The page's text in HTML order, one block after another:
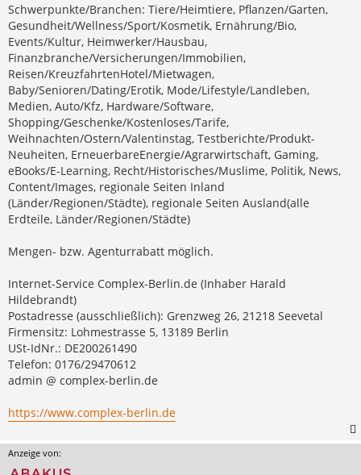
Schwerpunkte/Branchen: Tiere/Heimtiere, Pflanzen/Garten,
Gesundheit/Wellness/Sport/Kosmetik, Ernährung/Bio,
Events/Kultur, Heimwerker/Hausbau,
Finanzbranche/Versicherungen/Immobilien,
Reisen/KreuzfahrtenHotel/Mietwagen,
Baby/Senioren/Dating/Erotik, Mode/Lifestyle/Landleben,
Medien, Auto/Kfz, Hardware/Software,
Shopping/Geschenke/Kostenloses/Tarife,
Weihnachten/Ostern/Valentinstag, Testberichte/Produkt-
Neuheiten, ErneuerbareEnergie/Agrarwirtschaft, Gaming,
eBooks/E-Learning, Recht/Historisches/Muslime, Politik, News,
Content/Images, regionale Seiten Inland
(Länder/Regionen/Städte), regionale Seiten Ausland(alle
Erdteile, Länder/Regionen/Städte)
Mengen- bzw. Agenturrabatt möglich.
Internet-Service Complex-Berlin.de (Inhaber Harald
Hildebrandt)
Postadresse (ausschließlich): Grenzweg 26, 21218 Seevetal
Firmensitz: Lohmestrasse 5, 13189 Berlin
USt-IdNr.: DE200261490
Telefon: 0176/29470612
admin @ complex-berlin.de
https://www.complex-berlin.de
Anzeige von: